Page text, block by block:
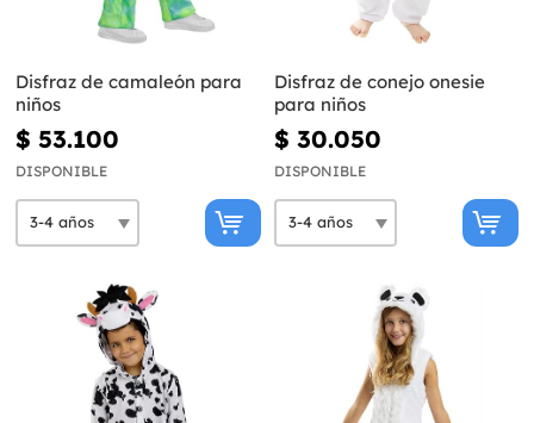
Disfraz de camaleón para
niños
$ 53.100
DISPONIBLE
Disfraz de conejo onesie
para niños
$ 30.050
DISPONIBLE